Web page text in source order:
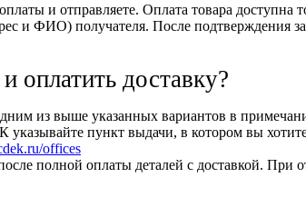
и отправляете. Оплата товара
и ФИО) получателя. После подтверждения
оплатить доставку?
из выше указанных вариантов в
пункт выдачи, в котором вы хотите
offices
полной оплаты деталей с доставкой.